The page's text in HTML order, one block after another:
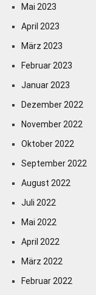
Mai 2023
April 2023
März 2023
Februar 2023
Januar 2023
Dezember 2022
November 2022
Oktober 2022
September 2022
August 2022
Juli 2022
Mai 2022
April 2022
März 2022
Februar 2022